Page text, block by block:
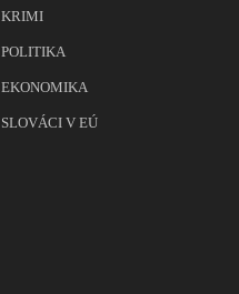
KRIMI
POLITIKA
EKONOMIKA
SLOVÁCI V EÚ